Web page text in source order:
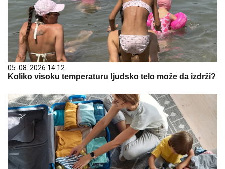
05. 08. 2026 14:12
Koliko visoku temperaturu ljudsko telo može da izdrži?